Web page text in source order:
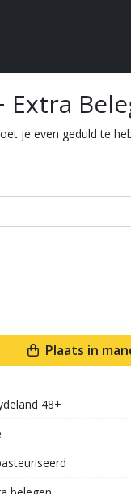
Extra
je even geduld te
Plaats in
48+